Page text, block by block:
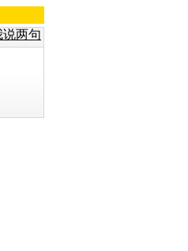
说两句